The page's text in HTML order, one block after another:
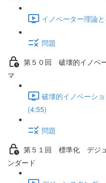
イノベーター理論
問題
第５０回 破壊的イノベ
マ
破壊的イノベーシ
(4:55)
問題
第５１回 標準化 デジュ
ンダード